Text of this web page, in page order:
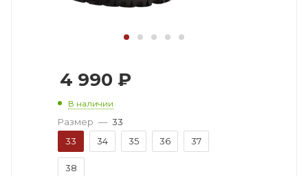
4 990 ₽
В наличии
Размер — 33
33
34 35 36 37
38